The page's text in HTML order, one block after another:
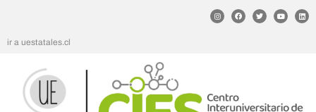
ir a uestatales.cl